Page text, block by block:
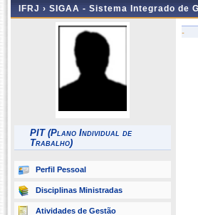
IFRJ › SIGAA - Sistema Integrado de
PIT (Plano Individual de
Trabalho)
Perfil Pessoal
Disciplinas Ministradas
Atividades de Gestão
-